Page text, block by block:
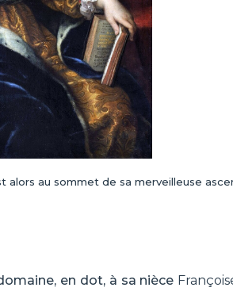
au sommet de sa merveilleuse
en dot, à sa nièce